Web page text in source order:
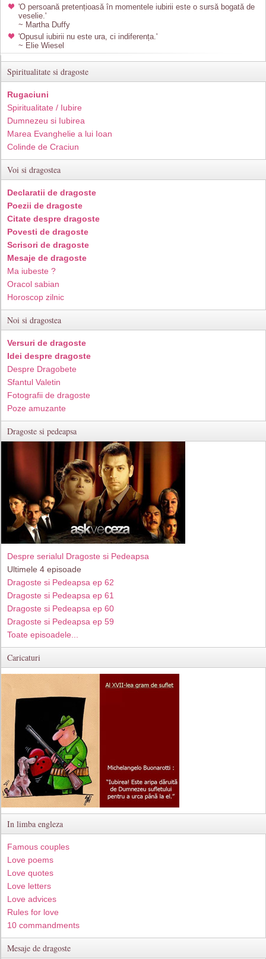
'O persoană pretențioasă în momentele iubirii este o sursă bogată de
veselie.'
~ Martha Duffy
'Opusul iubirii nu este ura, ci indiferența.'
~ Elie Wiesel
Spiritualitate si dragoste
Rugaciuni
Spiritualitate / Iubire
Dumnezeu si Iubirea
Marea Evanghelie a lui Ioan
Colinde de Craciun
Voi si dragostea
Declaratii de dragoste
Poezii de dragoste
Citate despre dragoste
Povesti de dragoste
Scrisori de dragoste
Mesaje de dragoste
Ma iubeste ?
Oracol sabian
Horoscop zilnic
Noi si dragostea
Versuri de dragoste
Idei despre dragoste
Despre Dragobete
Sfantul Valetin
Fotografii de dragoste
Poze amuzante
Dragoste si pedeapsa
Despre serialul Dragoste si Pedeapsa
Ultimele 4 episoade
Dragoste si Pedeapsa ep 62
Dragoste si Pedeapsa ep 61
Dragoste si Pedeapsa ep 60
Dragoste si Pedeapsa ep 59
Toate episoadele...
Caricaturi
In limba engleza
Famous couples
Love poems
Love quotes
Love letters
Love advices
Rules for love
10 commandments
Mesaje de dragoste